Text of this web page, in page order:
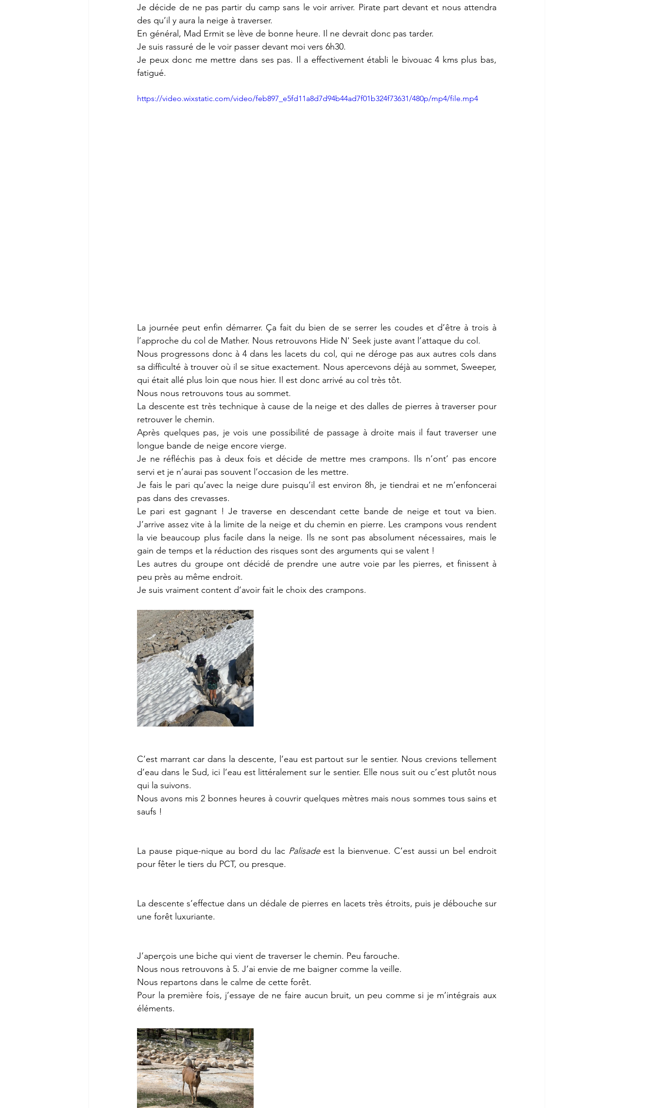
Je décide de ne pas partir du camp sans le voir arriver. Pirate part devant et nous attendra
des qu’il y aura la neige à traverser.
En général, Mad Ermit se lève de bonne heure. Il ne devrait donc pas tarder.
Je suis rassuré de le voir passer devant moi vers 6h30.
Je peux donc me mettre dans ses pas. Il a effectivement établi le bivouac 4 kms plus bas,
fatigué.
https://video.wixstatic.com/video/feb897_e5fd11a8d7d94b44ad7f01b324f73631/480p/mp4/file.mp4
La journée peut enfin démarrer. Ça fait du bien de se serrer les coudes et d’être à trois à
l’approche du col de Mather. Nous retrouvons Hide N' Seek juste avant l’attaque du col.
Nous progressons donc à 4 dans les lacets du col, qui ne déroge pas aux autres cols dans
sa difficulté à trouver où il se situe exactement. Nous apercevons déjà au sommet, Sweeper,
qui était allé plus loin que nous hier. Il est donc arrivé au col très tôt.
Nous nous retrouvons tous au sommet.
La descente est très technique à cause de la neige et des dalles de pierres à traverser pour
retrouver le chemin.
Après quelques pas, je vois une possibilité de passage à droite mais il faut traverser une
longue bande de neige encore vierge.
Je ne réfléchis pas à deux fois et décide de mettre mes crampons. Ils n’ont’ pas encore
servi et je n’aurai pas souvent l’occasion de les mettre.
Je fais le pari qu’avec la neige dure puisqu’il est environ 8h, je tiendrai et ne m’enfoncerai
pas dans des crevasses.
Le pari est gagnant ! Je traverse en descendant cette bande de neige et tout va bien.
J’arrive assez vite à la limite de la neige et du chemin en pierre. Les crampons vous rendent
la vie beaucoup plus facile dans la neige. Ils ne sont pas absolument nécessaires, mais le
gain de temps et la réduction des risques sont des arguments qui se valent !
Les autres du groupe ont décidé de prendre une autre voie par les pierres, et finissent à
peu près au même endroit.
Je suis vraiment content d’avoir fait le choix des crampons.
C’est marrant car dans la descente, l’eau est partout sur le sentier. Nous crevions tellement
d’eau dans le Sud, ici l’eau est littéralement sur le sentier. Elle nous suit ou c’est plutôt nous
qui la suivons.
Nous avons mis 2 bonnes heures à couvrir quelques mètres mais nous sommes tous sains et
saufs !
La pause pique-nique au bord du lac Palisade est la bienvenue. C’est aussi un bel endroit
pour fêter le tiers du PCT, ou presque.
La descente s’effectue dans un dédale de pierres en lacets très étroits, puis je débouche sur
une forêt luxuriante.
J’aperçois une biche qui vient de traverser le chemin. Peu farouche.
Nous nous retrouvons à 5. J’ai envie de me baigner comme la veille.
Nous repartons dans le calme de cette forêt.
Pour la première fois, j’essaye de ne faire aucun bruit, un peu comme si je m’intégrais aux
éléments.